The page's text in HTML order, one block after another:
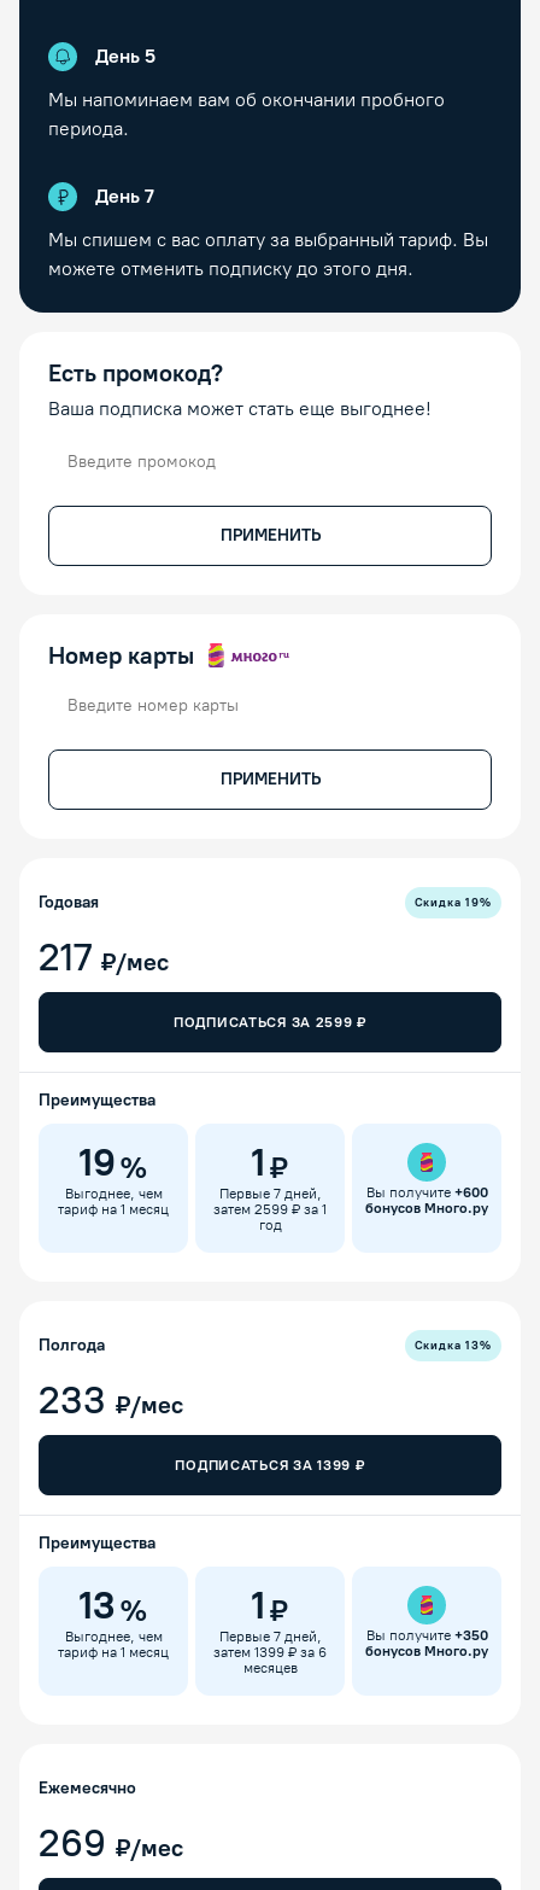
День 5
Мы напоминаем вам об окончании пробного
периода.
День 7
Мы спишем с вас оплату за выбранный тариф. Вы
можете отменить подписку до этого дня.
Есть промокод?
Ваша подписка может стать еще выгоднее!
ПРИМЕНИТЬ
Номер карты
ПРИМЕНИТЬ
Годовая Скидка19%
217 ₽/мес
ПОДПИСАТЬСЯ ЗА 2599 ₽
Преимущества
19%
Выгоднее, чем
тариф на 1 месяц
1 ₽
Первые 7 дней,
затем 2599 ₽ за 1
год
Вы получите +600
бонусов Много.ру
Полгода Скидка13%
233 ₽/мес
ПОДПИСАТЬСЯ ЗА1399 ₽
Преимущества
13 %
Выгоднее, чем
тариф на 1 месяц
1 ₽
Первые 7 дней,
затем 1399 ₽ за 6
месяцев
Вы получите +350
бонусов Много.ру
Ежемесячно
269 ₽/мес